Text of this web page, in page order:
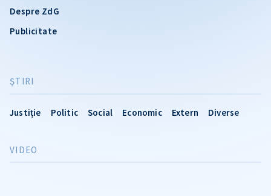
Despre ZdG
Publicitate
ŞTIRI
Justiție Politic Social Economic Extern Diverse
VIDEO